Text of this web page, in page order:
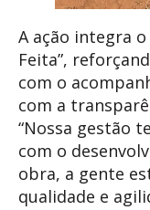
A ação integra
Feita”,
com o
com a
“Nossa gestão
com o
obra, a gente
qualidade e